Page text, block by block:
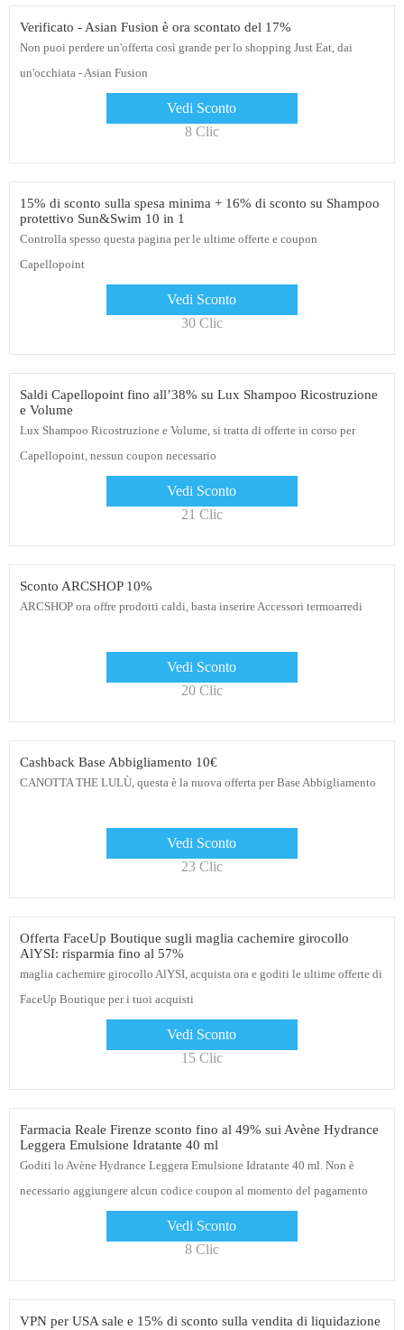
Verificato - Asian Fusion è ora scontato del 17%
Non puoi perdere un'offerta così grande per lo shopping Just Eat, dai
un'occhiata - Asian Fusion
Vedi Sconto
8 Clic
15% di sconto sulla spesa minima + 16% di sconto su Shampoo
protettivo Sun&Swim 10 in 1
Controlla spesso questa pagina per le ultime offerte e coupon
Capellopoint
Vedi Sconto
30 Clic
Saldi Capellopoint fino all’38% su Lux Shampoo Ricostruzione
e Volume
Lux Shampoo Ricostruzione e Volume, si tratta di offerte in corso per
Capellopoint, nessun coupon necessario
Vedi Sconto
21 Clic
Sconto ARCSHOP 10%
ARCSHOP ora offre prodotti caldi, basta inserire Accessori termoarredi
Vedi Sconto
20 Clic
Cashback Base Abbigliamento 10€
CANOTTA THE LULÙ, questa è la nuova offerta per Base Abbigliamento
Vedi Sconto
23 Clic
Offerta FaceUp Boutique sugli maglia cachemire girocollo
AlYSI: risparmia fino al 57%
maglia cachemire girocollo AlYSI, acquista ora e goditi le ultime offerte di
FaceUp Boutique per i tuoi acquisti
Vedi Sconto
15 Clic
Farmacia Reale Firenze sconto fino al 49% sui Avène Hydrance
Leggera Emulsione Idratante 40 ml
Goditi lo Avène Hydrance Leggera Emulsione Idratante 40 ml. Non è
necessario aggiungere alcun codice coupon al momento del pagamento
Vedi Sconto
8 Clic
VPN per USA sale e 15% di sconto sulla vendita di liquidazione